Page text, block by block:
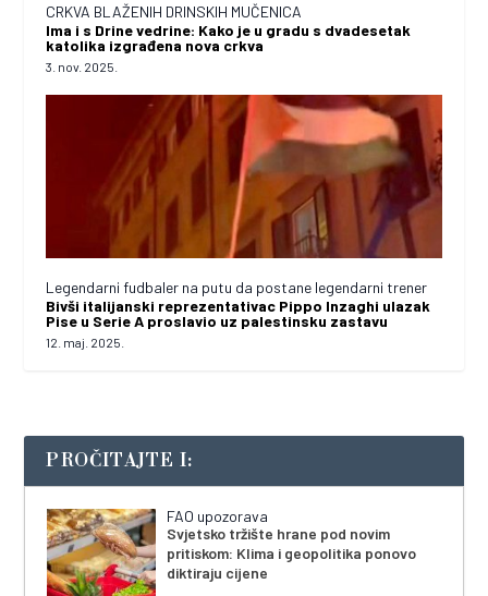
CRKVA BLAŽENIH DRINSKIH MUČENICA
Ima i s Drine vedrine: Kako je u gradu s dvadesetak
katolika izgrađena nova crkva
3. nov. 2025.
Legendarni fudbaler na putu da postane legendarni trener
Bivši italijanski reprezentativac Pippo Inzaghi ulazak
Pise u Serie A proslavio uz palestinsku zastavu
12. maj. 2025.
PROČITAJTE I:
FAO upozorava
Svjetsko tržište hrane pod novim
pritiskom: Klima i geopolitika ponovo
diktiraju cijene